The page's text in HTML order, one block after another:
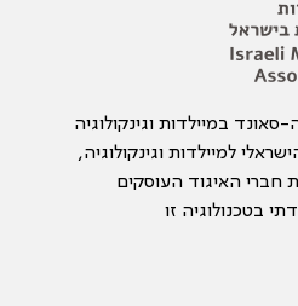
במיילדות וגינקולוגיה
למיילדות וגינקולוגיה,
חברי האיגוד העוסקים
בטכנולוגיה זו